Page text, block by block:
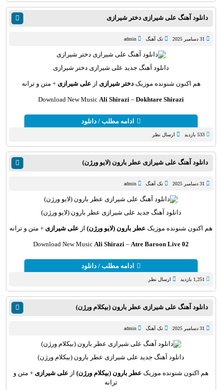
دانلود آهنگ علی شیرازی دختر شیرازی
31 دسامبر 2025 تک آهنگ admin
دانلود آهنگ جدید علی شیرازی دختر شیرازی
هم اکنون شنونده موزیک دختر شیرازی از علی شیرازی + متن و ترانه
Download New Music Ali Shirazi – Dokhtare Shirazi
ادامه مطلب / دانلود
533 بازدید ارسال نظر
دانلود آهنگ علی شیرازی عطر بارون (لایو ورژن)
31 دسامبر 2025 تک آهنگ admin
دانلود آهنگ جدید علی شیرازی عطر بارون (لایو ورژن)
هم اکنون شنونده موزیک عطر بارون (لایو ورژن) از علی شیرازی + متن و ترانه
Download New Music Ali Shirazi – Atre Baroon Live 02
ادامه مطلب / دانلود
1,251 بازدید ارسال نظر
دانلود آهنگ علی شیرازی عطر بارون (بیکلام ورژن)
31 دسامبر 2025 تک آهنگ admin
دانلود آهنگ جدید علی شیرازی عطر بارون (بیکلام ورژن)
هم اکنون شنونده موزیک عطر بارون (بیکلام ورژن) از علی شیرازی + متن و
ترانه